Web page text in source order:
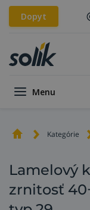
Dopyt
Menu
Kategórie
Lamelový
zrnitosť